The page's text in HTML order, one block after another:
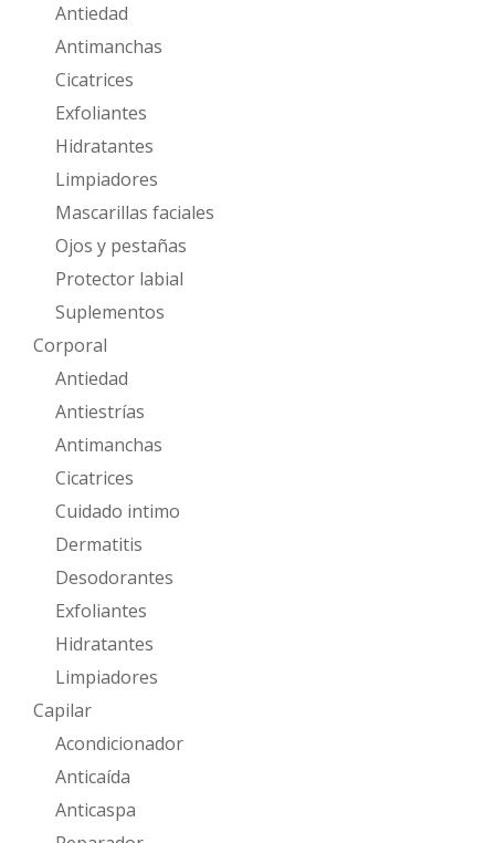
Antiedad
Antimanchas
Cicatrices
Exfoliantes
Hidratantes
Limpiadores
Mascarillas faciales
Ojos y pestañas
Protector labial
Suplementos
Corporal
Antiedad
Antiestrías
Antimanchas
Cicatrices
Cuidado intimo
Dermatitis
Desodorantes
Exfoliantes
Hidratantes
Limpiadores
Capilar
Acondicionador
Anticaída
Anticaspa